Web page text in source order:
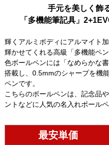
手元を美しく飾
「多機能筆記具」
輝くアルミボディにアルマイト
輝かせてくれる高級「多機能ペ
色ボールペンには「なめらかな
搭載し、0.5mmのシャープを機
ペンです。
こちらのボールペンは、記念品
ントなどに人気の名入れボールペ
最安単価